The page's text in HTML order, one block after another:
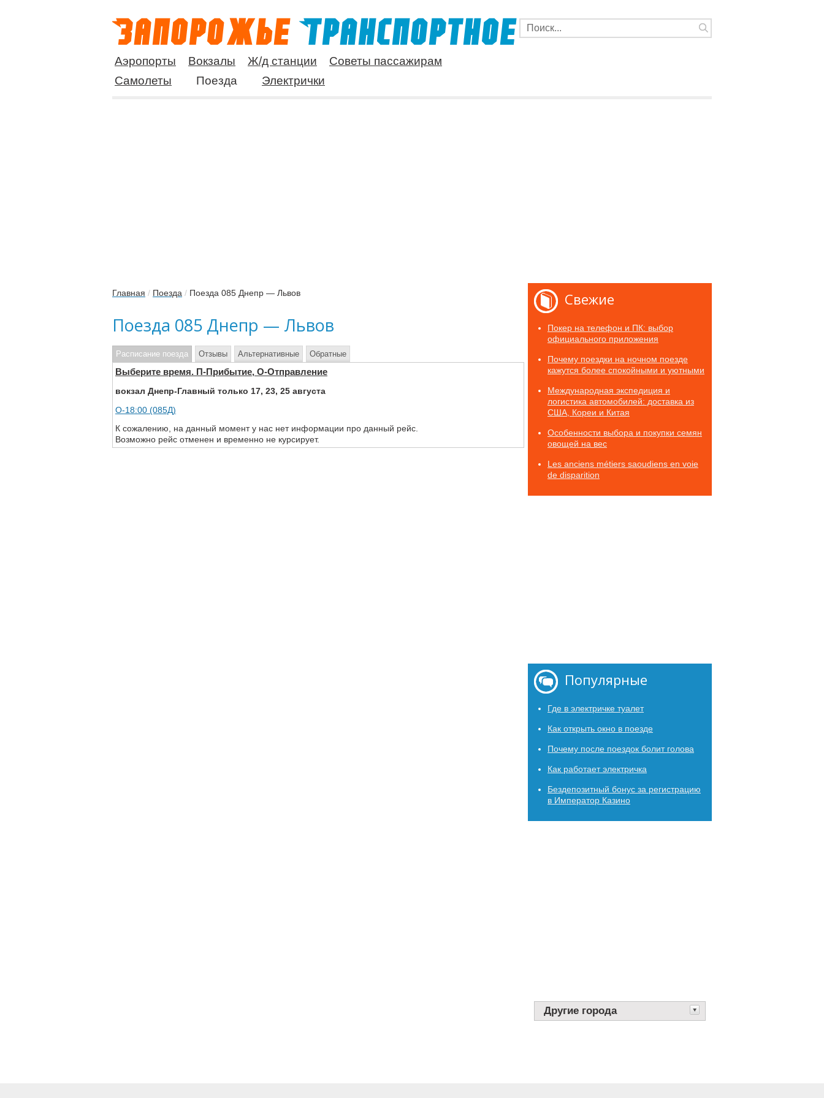
Аэропорты Вокзалы Ж/д станции
Советы пассажирам
Самолеты
Поезда Электрички
Главная / Поезда / Поезда 085 Днепр — Львов
Поезда 085 Днепр — Львов
Расписание поезда
Выберите время. П-Прибытие, О-Отправление
вокзал Днепр-Главный только 17, 23, 25 августа
О-18:00 (085Д)
К сожалению, на данный момент у нас нет информации про данный рейс.
Возможно рейс отменен и временно не курсирует.
Отзывы Альтернативные Обратные
Свежие
Покер на телефон и ПК: выбор
официального приложения
Почему поездки на ночном поезде
кажутся более спокойными и уютными
Международная экспедиция и
логистика автомобилей: доставка из
США, Кореи и Китая
Особенности выбора и покупки семян
овощей на вес
Les anciens métiers saoudiens en voie
de disparition
Популярные
Где в электричке туалет
Как открыть окно в поезде
Почему после поездок болит голова
Как работает электричка
Бездепозитный бонус за регистрацию
в Император Казино
Другие города